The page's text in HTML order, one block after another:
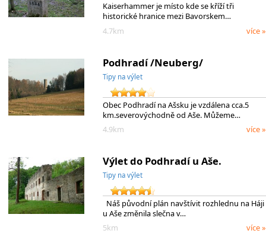
Kaiserhammer je místo kde se kříží tři
historické hranice mezi Bavorskem…
4.7km
více »
Podhradí /Neuberg/
Tipy na výlet
Obec Podhradí na Ašsku je vzdálena cca.5
km.severovýchodně od Aše. Můžeme…
4.9km
více »
Výlet do Podhradí u Aše.
Tipy na výlet
Náš původní plán navštívit rozhlednu na Háji
u Aše změnila slečna v…
5km
více »